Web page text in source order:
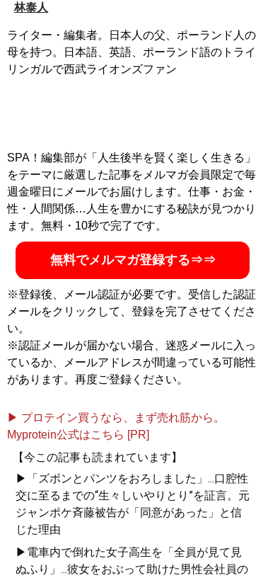
林泰人
ライター・編集者。日本人の父、ポーランド人の
母を持つ。日本語、英語、ポーランド語のトライ
リンガルで西武ライオンズファン
SPA！編集部が「人生後半を賢く楽しく生きる」
をテーマに厳選した記事をメルマガ会員限定で毎
週金曜日にメールでお届けします。仕事・お金・
性・人間関係…人生を豊かにする秘訣が見つかり
ます。無料・10秒で完了です。
無料でメルマガ登録する⇒⇒
※登録後、メール認証が必要です。受信した認証
メールをクリックして、登録を完了させてくださ
い。
※認証メールが届かない場合、迷惑メールに入っ
ているか、メールアドレスが間違っている可能性
があります。再度ご登録ください。
▶ プロテイン買うなら、まず売れ筋から。
Myprotein公式はこちら [PR]
【今この記事も読まれています】
▶「ズボンとパンツをおろしました」...口腔性
交に至るまでの“生々しいやりとり”を証言。元
ジャンポケ斉藤被告が「同意があった」と信
じた理由
▶電車内で倒れた女子高生を「全員が見て見
ぬふり」...彼女をおぶって助けた男性会社員の